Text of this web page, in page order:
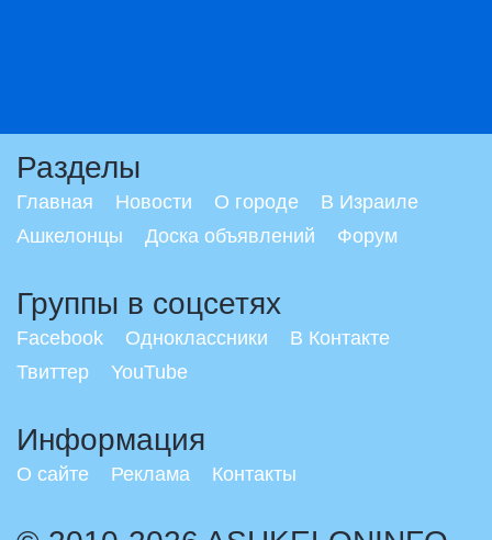
Разделы
Главная Новости О городе
В Израиле
Ашкелонцы
Доска объявлений Форум
Группы в соцсетях
Facebook Одноклассники
В Контакте
Твиттер
YouTube
Информация
О сайте Реклама Контакты